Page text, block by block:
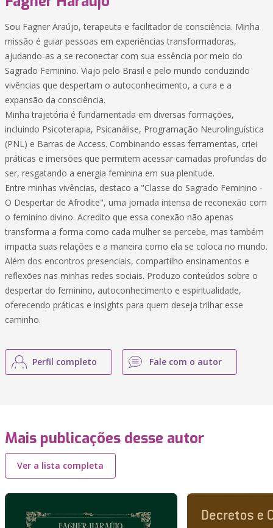
Sou Fagner Araújo, terapeuta e facilitador de consciência. Minha
missão é guiar pessoas em experiências transformadoras,
ajudando-as a se reconectar com sua essência por meio do
Sagrado Feminino. Viajo pelo Brasil e pelo mundo conduzindo
vivências que despertam o autoconhecimento, a cura e a
expansão da consciência.
Minha trajetória é fundamentada em diversas formações,
incluindo Psicoterapia, Psicanálise, Programação Neurolinguística
(PNL) e Barras de Access. Combinando essas ferramentas, criei
práticas e imersões que permitem acessar camadas profundas do
ser, resgatando a energia feminina em sua plenitude.
Entre minhas vivências, destaco a "Classe do Sagrado Feminino -
O Despertar de Afrodite", uma jornada intensa de reconexão com
o feminino divino. Acredito que essa conexão não apenas
transforma a forma como cada mulher se percebe, mas também
impacta suas relações e a maneira como ela se coloca no mundo.
Além dos encontros presenciais, compartilho ensinamentos e
reflexões nas minhas redes sociais. Produzo conteúdos sobre o
despertar do feminino, autoconhecimento e espiritualidade,
oferecendo práticas e insights para quem deseja trilhar esse
caminho.
Perfil completo Fale com o autor
Mais publicações desse autor
Ver a lista completa